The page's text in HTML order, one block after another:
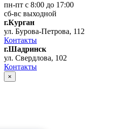
пн-пт с 8:00 до 17:00
сб-вс выходной
г.Курган
ул. Бурова-Петрова, 112
Контакты
г.Шадринск
ул. Свердлова, 102
Контакты
×